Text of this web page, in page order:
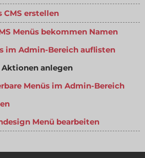
CMS erstellen
Menüs bekommen Namen
im Admin-Bereich auflisten
Aktionen anlegen
Menüs im Admin-Bereich
Menü bearbeiten